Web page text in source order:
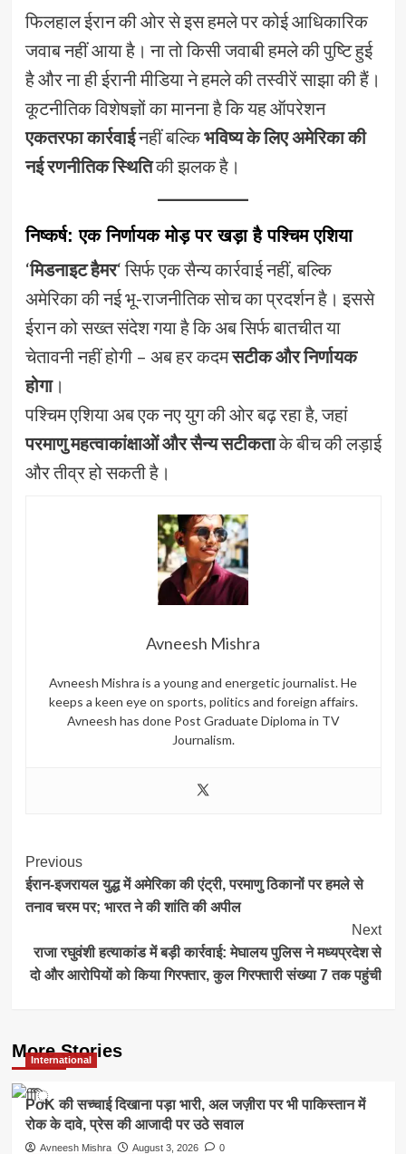
फिलहाल ईरान की ओर से इस हमले पर कोई आधिकारिक
जवाब नहीं आया है। ना तो किसी जवाबी हमले की पुष्टि हुई
है और ना ही ईरानी मीडिया ने हमले की तस्वीरें साझा की हैं।
कूटनीतिक विशेषज्ञों का मानना है कि यह ऑपरेशन
एकतरफा कार्रवाईनहीं बल्किभविष्य के लिए अमेरिका की
नई रणनीतिक स्थितिकी झलक है।
निष्कर्ष: एक निर्णायक मोड़ पर खड़ा है पश्चिम एशिया
‘मिडनाइट हैमर‘ सिर्फ एक सैन्य कार्रवाई नहीं, बल्कि
अमेरिका की नई भू-राजनीतिक सोच का प्रदर्शन है। इससे
ईरान को सख्त संदेश गया है कि अब सिर्फ बातचीत या
चेतावनी नहीं होगी – अब हर कदमसटीक और निर्णायक
होगा।
पश्चिम एशिया अब एक नए युग की ओर बढ़ रहा है, जहां
परमाणु महत्वाकांक्षाओं और सैन्य सटीकताके बीच की लड़ाई
और तीव्र हो सकती है।
Avneesh Mishra
Avneesh Mishra is a young and energetic journalist. He
keeps a keen eye on sports, politics and foreign affairs.
Avneesh has done Post Graduate Diploma in TV
Journalism.
Post
Navigation
Previous
ईरान-इजरायल युद्ध में अमेरिका की एंट्री, परमाणु ठिकानों पर हमले से
तनाव चरम पर; भारत ने की शांति की अपील
Next
राजा रघुवंशी हत्याकांड में बड़ी कार्रवाई: मेघालय पुलिस ने मध्यप्रदेश से
दो और आरोपियों को किया गिरफ्तार, कुल गिरफ्तारी संख्या 7 तक पहुंची
More Stories
International
PoK की सच्चाई दिखाना पड़ा भारी, अल जज़ीरा पर भी पाकिस्तान में
रोक के दावे, प्रेस की आजादी पर उठे सवाल
Avneesh Mishra August 3, 2026
0